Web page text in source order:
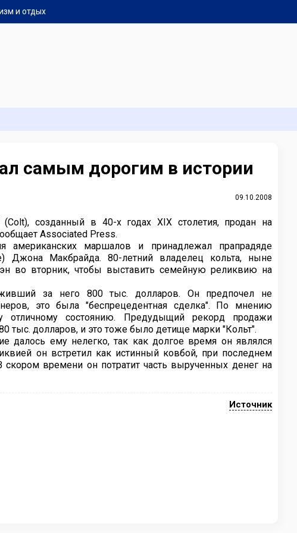
и отдых
самым дорогим в истории
09.10.2008
созданный в 40-х годах XIX столетия, продан на
Associated Press.
американских маршалов и принадлежал прапрадяде
Джона Макбрайда. 80-летний владелец кольта, ныне
во вторник, чтобы выставить семейную реликвию на
за него 800 тыс. долларов. Он предпочел не
это была "беспрецедентная сделка". По мнению
отличному состоянию. Предудыщий рекорд продажи
тыс. долларов, и это тоже было детище марки "Кольт".
далось ему нелегко, так как долгое время он являлся
он встретил как истинный ковбой, при последнем
времени он потратит часть вырученных денег на
Источник